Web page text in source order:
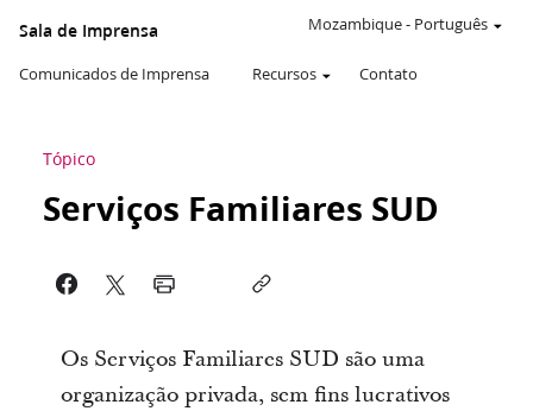
Sala de Imprensa
Comunicados de Imprensa Recursos Contato
Mozambique- Português
Tópico
Serviços Familiares SUD
Os Serviços Familiares SUD são uma
organização privada, sem fins lucrativos